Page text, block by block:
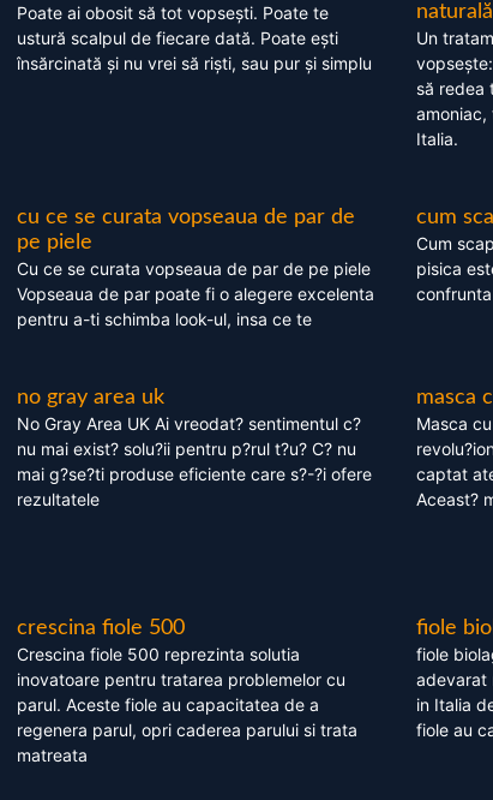
Poate ai obosit să tot vopsești. Poate te
ustură scalpul de fiecare dată. Poate ești
însărcinată și nu vrei să riști, sau pur și simplu
naturală
Un
să redea
Italia.
cu ce se curata vopseaua de par de
pe piele
Cu ce se curata vopseaua de par de pe piele
Vopseaua de par poate fi o alegere excelenta
pentru a-ti schimba look-ul, insa ce te
cum
Cum
pisica
no gray area uk
No Gray Area UK Ai vreodat? sentimentul c?
nu mai exist? solu?ii pentru p?rul t?u? C? nu
mai g?se?ti produse eficiente care s?-?i ofere
rezultatele
masca
Masca
captat
Aceast?
crescina fiole 500
Crescina fiole 500 reprezinta solutia
inovatoare pentru tratarea problemelor cu
parul. Aceste fiole au capacitatea de a
regenera parul, opri caderea parului si trata
matreata
fiole
fiole
adevarat
in Italia
fiole au